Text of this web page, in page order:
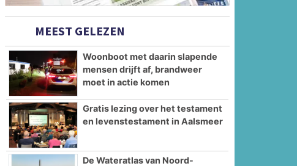
MEEST GELEZEN
Woonboot met daarin slapende
mensen drijft af, brandweer
moet in actie komen
Gratis lezing over het testament
en levenstestament in Aalsmeer
De Wateratlas van Noord-